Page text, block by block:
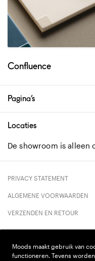
Confluence
Pagina’s
Locaties
De showroom is alleen
PRIVACY STATEMENT
ALGEMENE VOORWAARDEN
VERZENDEN EN RETOUR
Moods maakt gebruik van
functioneren. Tevens